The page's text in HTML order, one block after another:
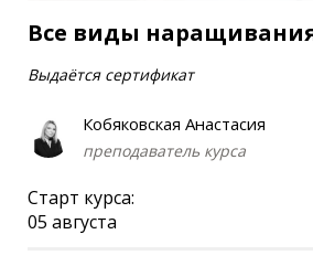
Все виды
Выдаётся сертификат
Кобяковская Анастасия
преподаватель курса
Старт курса:
05 августа